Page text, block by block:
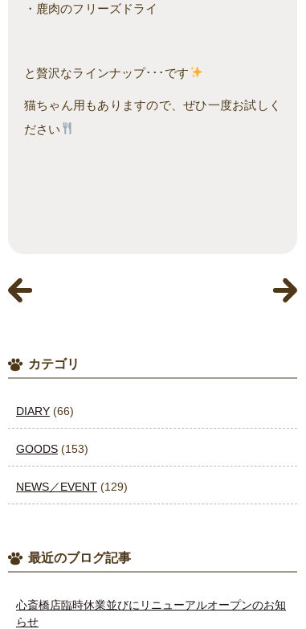
・鹿肉のフリーズドライ
と贅沢なラインナップ･･･です
猫ちゃん用もありますので、ぜひ一度お試しく
ださい
カテゴリ
DIARY (66)
GOODS (153)
NEWS／EVENT (129)
最近のブログ記事
心斎橋店臨時休業並びにリニューアルオープンのお知
らせ